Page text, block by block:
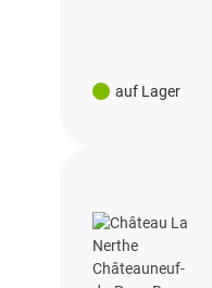
auf Lager